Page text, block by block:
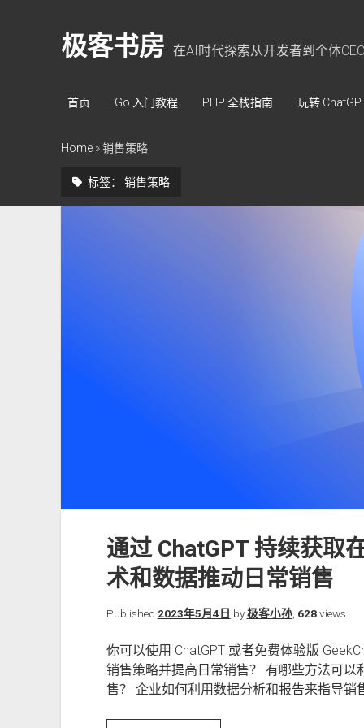
极客书房 在AI时代探索从开发者到个体CEO
首页 Go 入门教程 PHP 全栈指南 玩转
Home»销售策略
标签： 销售策略
通过 ChatGPT 持续获取
术和数据推动日常销售
Published 2023年5月4日 by极客小孙, 628views
你可以使用 ChatGPT 或者免费体验版
销售策略并提高日常销售？ 有哪些方法可
售？ 企业如何利用数据分析和报告来指导